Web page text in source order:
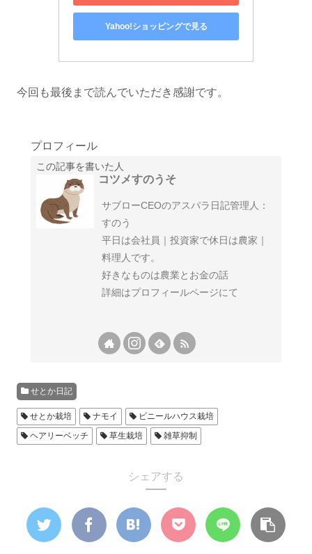
Yahoo!ショッピングで見る
今回も最後まで読んでいただき感謝です。
プロフィール
この記事を書いた人
コツメすのうそ
サブローCEOのアスパラ日記管理人：
すのう
平日は会社員｜投資家で休日は農家｜
料理人です。
好きなものは農業とお金の話
詳細はプロフィールページにて
せとか日記
せとか栽培 ナモイ
ビニールハウス栽培
ヘアリーベッチ
草生栽培 雑草抑制
シェアする